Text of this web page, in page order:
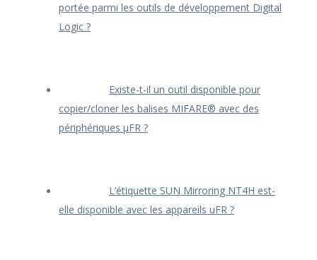
portée parmi les outils de développement Digital
Logic ?
Existe-t-il un outil disponible pour
copier/cloner les balises MIFARE® avec des
périphériques μFR ?
L’étiquette SUN Mirroring NT4H est-
elle disponible avec les appareils uFR ?